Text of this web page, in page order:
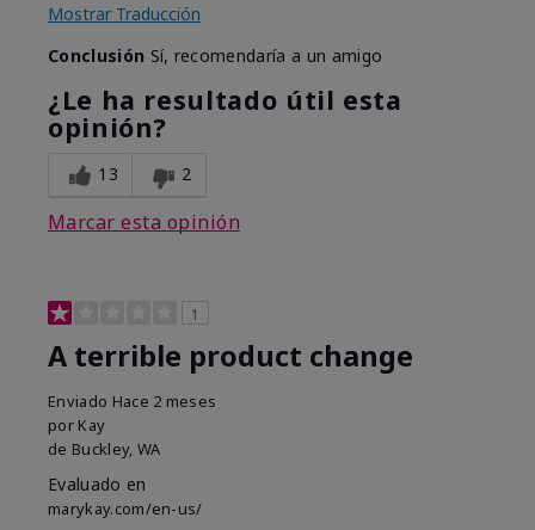
Mostrar Traducción
Conclusión Sí, recomendaría a un amigo
¿Le ha resultado útil esta
opinión?
13 2
Marcar esta opinión
1
A terrible product change
Enviado Hace 2 meses
por Kay
de Buckley, WA
Evaluado en
marykay.com/en-us/